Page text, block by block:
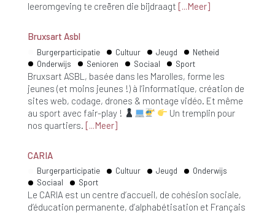
leeromgeving te creëren die bijdraagt
Meer
Bruxsart Asbl
Burgerparticipatie Cultuur Jeugd
Netheid
Onderwijs
Senioren Sociaal Sport
Bruxsart ASBL, basée dans les Marolles, forme les
jeunes (et moins jeunes !) à l’informatique, création de
sites web, codage, drones & montage vidéo. Et même
au sport avec fair-play !
Un tremplin pour
nos quartiers.
Meer
CARIA
Burgerparticipatie Cultuur Jeugd
Onderwijs
Sociaal
Sport
Le CARIA est un centre d’accueil, de cohésion sociale,
d’éducation permanente, d’alphabétisation et Français